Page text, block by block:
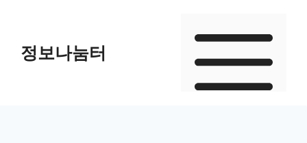
content정보나눔터